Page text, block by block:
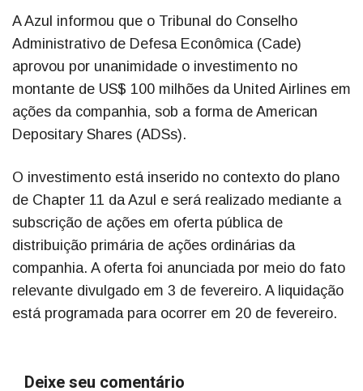
A Azul informou que o Tribunal do Conselho
Administrativo de Defesa Econômica (Cade)
aprovou por unanimidade o investimento no
montante de US$ 100 milhões da United Airlines em
ações da companhia, sob a forma de American
Depositary Shares (ADSs).
O investimento está inserido no contexto do plano
de Chapter 11 da Azul e será realizado mediante a
subscrição de ações em oferta pública de
distribuição primária de ações ordinárias da
companhia. A oferta foi anunciada por meio do fato
relevante divulgado em 3 de fevereiro. A liquidação
está programada para ocorrer em 20 de fevereiro.
Deixe seu comentário